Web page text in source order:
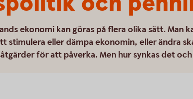
ekonomi kan göras på flera olika sätt. Man
stimulera eller dämpa ekonomin, eller ändra
för att påverka. Men hur synkas det